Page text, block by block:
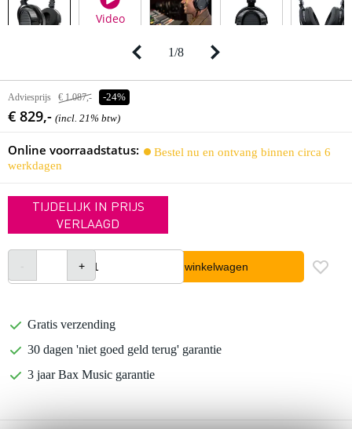
Video
1/8
Adviesprijs € 1.087,- -24%
€ 829,- (incl. 21% btw)
Online voorraadstatus:
Bestel nu en ontvang binnen circa 6
werkdagen
TIJDELIJK IN PRIJS
VERLAAGD
In winkelwagen
Gratis verzending
30 dagen 'niet goed geld terug' garantie
3 jaar Bax Music garantie